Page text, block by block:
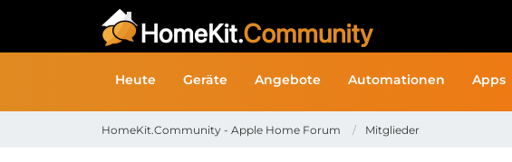
Heute Geräte Angebote Automationen Apps
HomeKit.Community - Apple Home Forum Mitglieder